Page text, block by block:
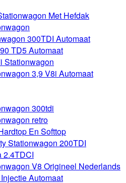
Met Hefdak
300TDI Automaat
TD5 Automaat
Stationwagon
3,9 V8i Automaat
300tdi
retro
En Softtop
Stationwagon 200TDI
2.4TDCI
V8 Origineel Nederlands
Automaat